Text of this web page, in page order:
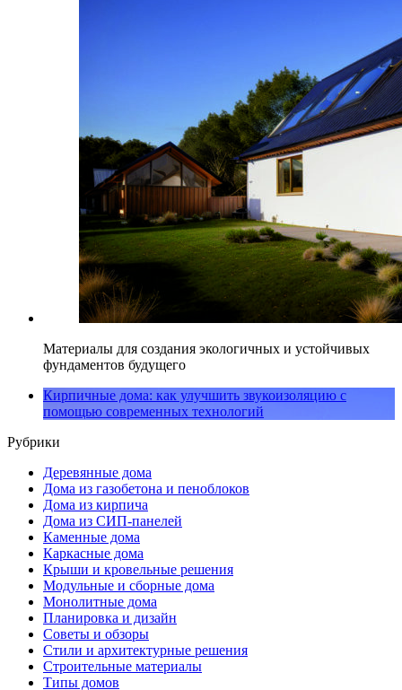
Материалы для создания экологичных и устойчивых
фундаментов будущего
Кирпичные дома: как улучшить звукоизоляцию с
помощью современных технологий
Рубрики
Деревянные дома
Дома из газобетона и пеноблоков
Дома из кирпича
Дома из СИП-панелей
Каменные дома
Каркасные дома
Крыши и кровельные решения
Модульные и сборные дома
Монолитные дома
Планировка и дизайн
Советы и обзоры
Стили и архитектурные решения
Строительные материалы
Типы домов